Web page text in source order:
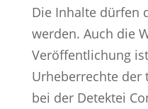
Die Inhalte dürfen
werden. Auch die
Veröffentlichung
Urheberrechte
bei der Detektei